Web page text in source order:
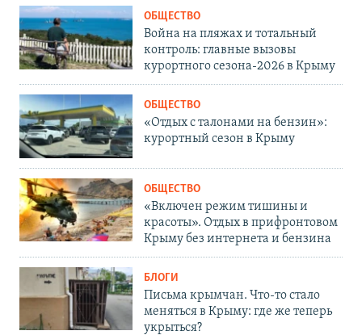
ОБЩЕСТВО
Война на пляжах и тотальный
контроль: главные вызовы
курортного сезона-2026 в Крыму
ОБЩЕСТВО
«Отдых с талонами на бензин»:
курортный сезон в Крыму
ОБЩЕСТВО
«Включен режим тишины и
красоты». Отдых в прифронтовом
Крыму без интернета и бензина
БЛОГИ
Письма крымчан. Что-то стало
меняться в Крыму: где же теперь
укрыться?